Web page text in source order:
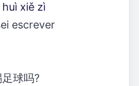
xiě zì
escrever
球吗?